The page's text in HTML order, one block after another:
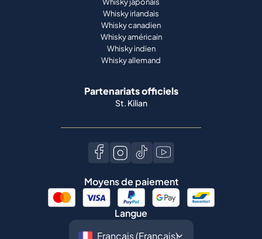
Whisky irlandais
Whisky canadien
Whisky américain
Whisky indien
Whisky allemand
Partenariats officiels
St. Kilian
Moyens de paiement
Langue